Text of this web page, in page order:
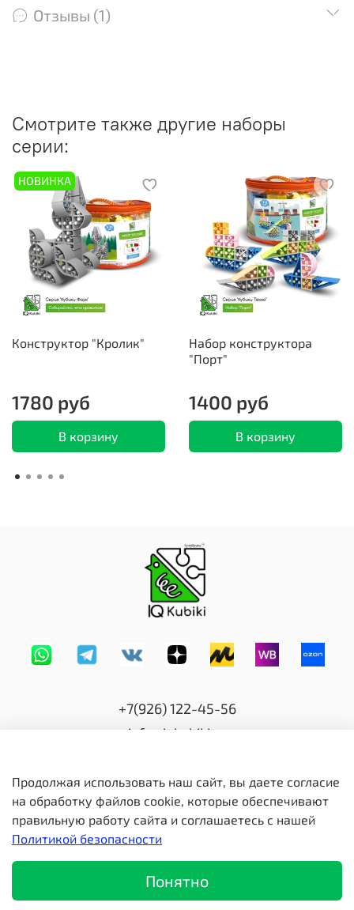
Отзывы (1)
Смотрите также другие наборы
серии:
НОВИНКА
Конструктор "Кролик"
1780 руб
В корзину
Набор конструктора
"Порт"
1400 руб
В корзину
+7(926) 122-45-56
info@iqkubiki.ru
© 2020 Любое использование контента без письменного
разрешения запрещено
Продолжая использовать наш сайт, вы даете согласие
на обработку файлов cookie, которые обеспечивают
правильную работу сайта и соглашаетесь с нашей
Политикой безопасности
Понятно